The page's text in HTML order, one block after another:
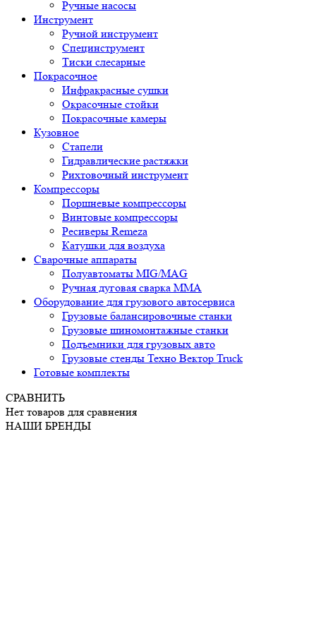
Ручные насосы
Инструмент
Ручной инструмент
Специнструмент
Тиски слесарные
Покрасочное
Инфракрасные сушки
Окрасочные стойки
Покрасочные камеры
Кузовное
Стапели
Гидравлические растяжки
Рихтовочный инструмент
Компрессоры
Поршневые компрессоры
Винтовые компрессоры
Ресиверы Remeza
Катушки для воздуха
Сварочные аппараты
Полуавтоматы MIG/MAG
Ручная дуговая сварка ММА
Оборудование для грузового автосервиса
Грузовые балансировочные станки
Грузовые шиномонтажные станки
Подъемники для грузовых авто
Грузовые стенды Техно Вектор Truck
Готовые комплекты
СРАВНИТЬ
Нет товаров для сравнения
НАШИ БРЕНДЫ